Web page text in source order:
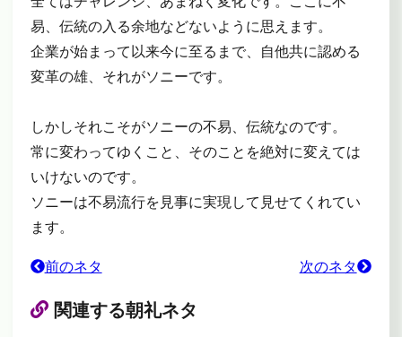
易、伝統の入る余地などないように思えます。
企業が始まって以来今に至るまで、自他共に認める
変革の雄、それがソニーです。
しかしそれこそがソニーの不易、伝統なのです。
常に変わってゆくこと、そのことを絶対に変えては
いけないのです。
ソニーは不易流行を見事に実現して見せてくれてい
ます。
前のネタ
次のネタ
関連する朝礼ネタ